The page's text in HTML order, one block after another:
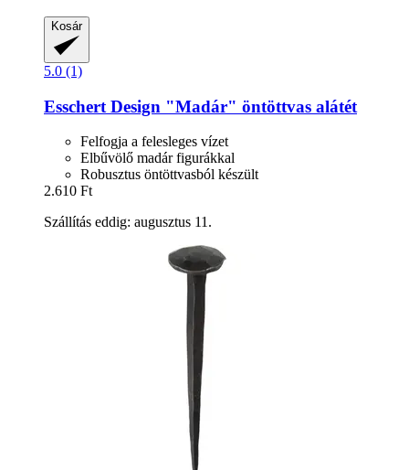
Kosár
5.0 (1)
Esschert Design "Madár" öntöttvas alátét
Felfogja a felesleges vízet
Elbűvölő madár figurákkal
Robusztus öntöttvasból készült
2.610 Ft
Szállítás eddig: augusztus 11.